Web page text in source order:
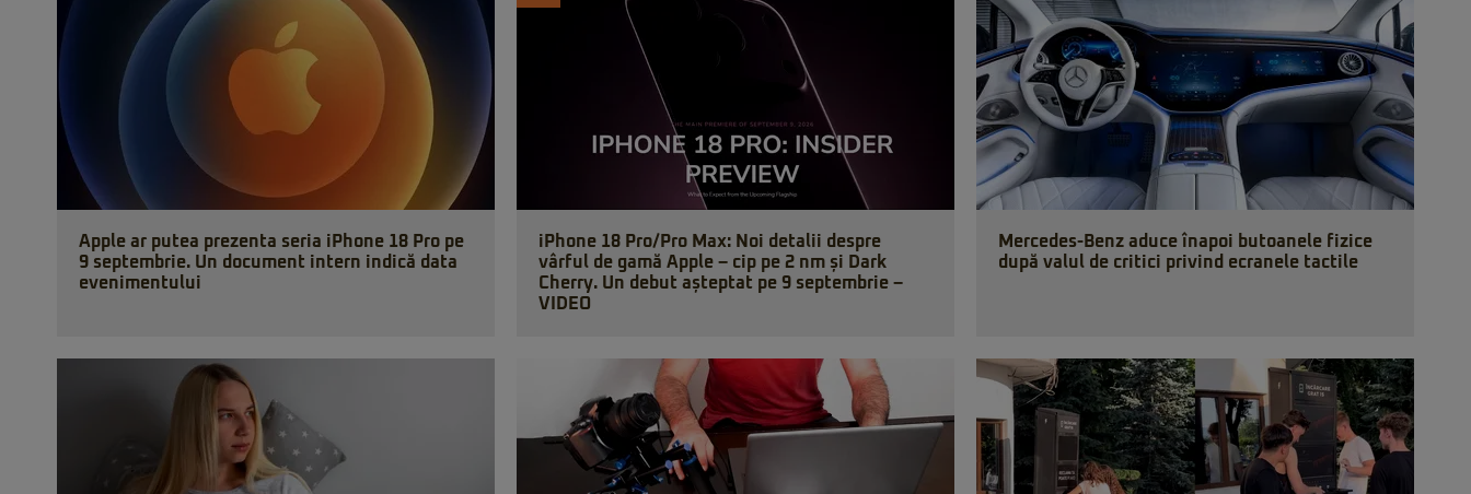
Apple ar putea prezenta seria iPhone 18 Pro pe
9 septembrie. Un document intern indică data
evenimentului
iPhone 18 Pro/Pro Max: Noi detalii despre
vârful de gamă Apple – cip pe 2 nm și Dark
Cherry. Un debut așteptat pe 9 septembrie –
VIDEO
Mercedes-Benz aduce înapoi butoanele fizice
după valul de critici privind ecranele tactile